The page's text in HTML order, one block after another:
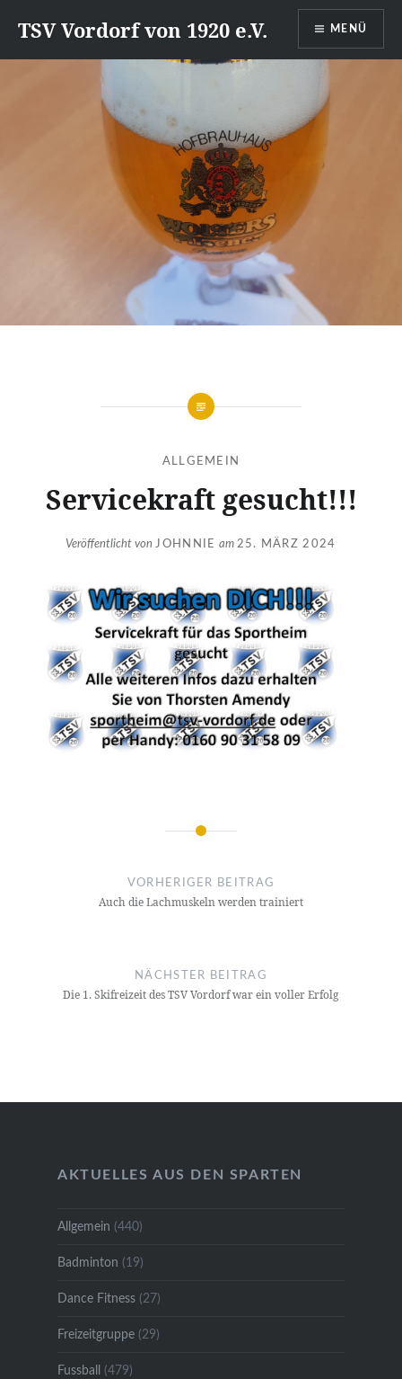
zumTSV Vordorf von 1920 e.V. MENÜ
ALLGEMEIN
Servicekraft gesucht!!!
Veröffentlicht vonJOHNNIE am 25. MÄRZ 2024
Beitragsnavigation
VORHERIGER BEITRAG
Auch die Lachmuskeln werden trainiert
NÄCHSTER BEITRAG
Die 1. Skifreizeit des TSV Vordorf war ein voller Erfolg
AKTUELLES AUS DEN SPARTEN
Allgemein (440)
Badminton (19)
Dance Fitness(27)
Freizeitgruppe(29)
Fussball (479)